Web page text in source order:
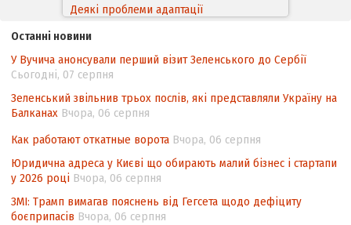
законодавства України щодо зазначення
Угоди про торговельні аспекти прав
інтелектуальної власності (TRIPS) у
контексті євроінтеграції
Аналіз виборчого законодавства щодо
невизначеності механізму повторного
підрахунку голосів виборців
Інформаційна безпека суспільства
Останні новини
У Вучича анонсували перший візит Зеленського до Сербії
Сьогодні, 07 серпня
Зеленський звільнив трьох послів, які представляли Україну на
Балканах Вчора, 06 серпня
Как работают откатные ворота Вчора, 06 серпня
Юридична адреса у Києві що обирають малий бізнес і стартапи
у 2026 році Вчора, 06 серпня
ЗМІ: Трамп вимагав пояснень від Гегсета щодо дефіциту
боєприпасів Вчора, 06 серпня